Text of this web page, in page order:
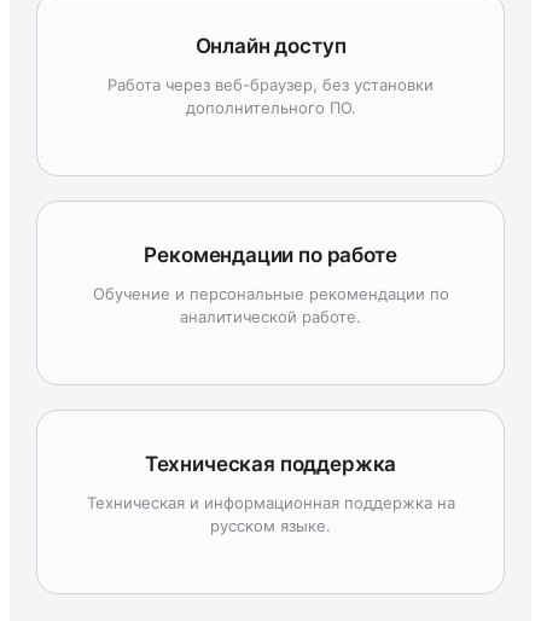
Онлайн доступ
Работа через веб-браузер, без установки
дополнительного ПО.
Рекомендации по работе
Обучение и персональные рекомендации по
аналитической работе.
Техническая поддержка
Техническая и информационная поддержка на
русском языке.